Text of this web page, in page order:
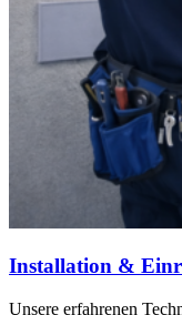
Installation &
Unsere erfahrenen